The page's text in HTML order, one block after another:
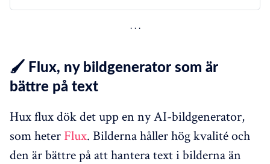
🖌️ Flux, ny bildgenerator som är
bättre på text
Hux flux dök det upp en ny AI-bildgenerator,
som heter Flux. Bilderna håller hög kvalité och
den är bättre på att hantera text i bilderna än